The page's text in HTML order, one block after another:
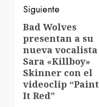
Siguiente
Siguiente
entrada:
Bad Wolves
presentan a su
nueva vocalista
Sara «Killboy»
Skinner con el
videoclip “Paint
It Red”